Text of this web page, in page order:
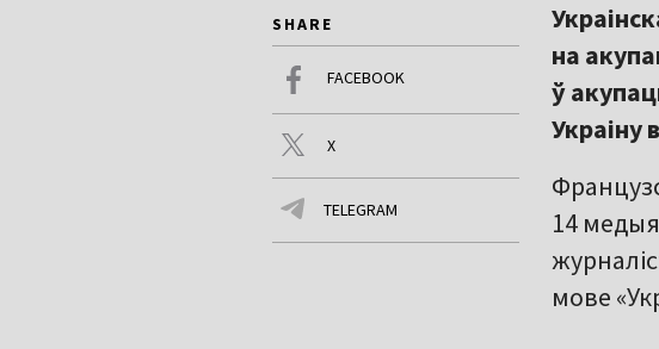
SHARE
FACEBOOK
X
TELEGRAM
на
ў
Украіну
14
мове